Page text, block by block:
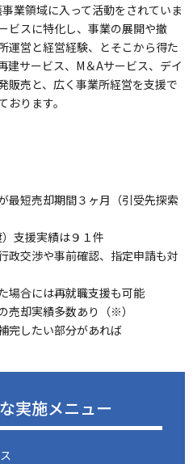
業領域に入って活動をされていま
ビスに特化し、事業の展開や撤
運営と経営経験、とそこから得た
建サービス、M＆Aサービス、デイ
販売と、広く事業所経営を支援で
ります。
最短売却期間３ヶ月（引受先探索
支援実績は９１件
政交渉や事前確認、指定申請も対
場合には再就職支援も可能
売却実績多数あり（※）
したい部分があれば
実施メニュー